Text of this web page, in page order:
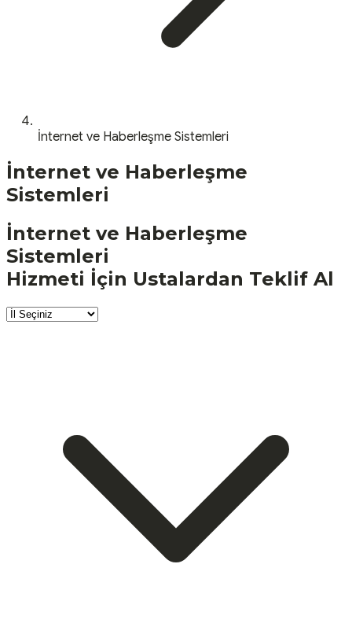
İnternet ve Haberleşme Sistemleri
İnternet ve Haberleşme
Sistemleri
İnternet ve Haberleşme
Sistemleri
Hizmeti İçin Ustalardan Teklif Al